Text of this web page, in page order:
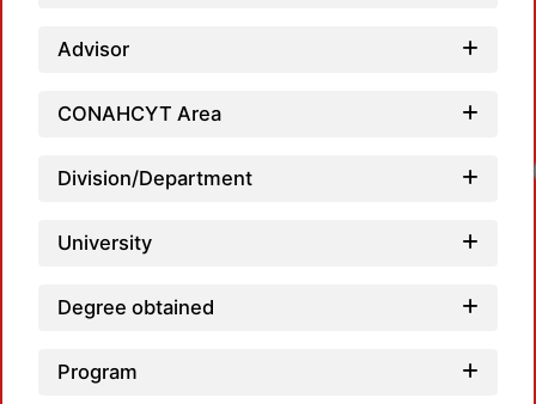
Advisor
CONAHCYT Area
Division/Department
University
Degree obtained
Program